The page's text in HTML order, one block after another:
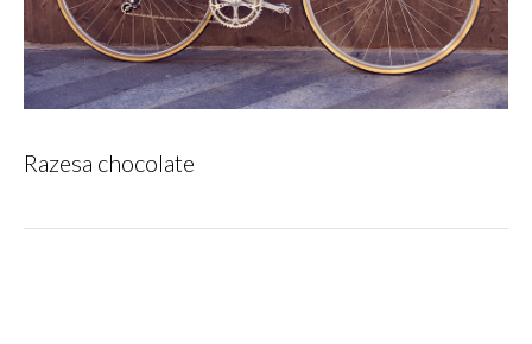
Razesa chocolate